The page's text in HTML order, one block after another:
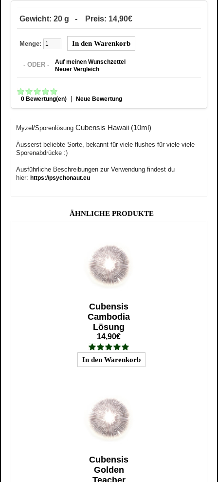
Gewicht: 20 g - Preis: 14,90€
Menge:
- ODER -
Auf meinen Wunschzettel
Neuer Vergleich
0 Bewertung(en) | Neue Bewertung
Myzel/Sporenlösung Cubensis Hawaii (10ml)
Äusserst beliebte Sorte, bekannt für viele flushes für viele viele
Sporenabdrücke :)
Ausführliche Beschreibungen zur Verwendung findest du
hier: https://psychonaut.eu
ÄHNLICHE PRODUKTE
Cubensis
Cambodia
Lösung
14,90€
Cubensis
Golden
Teacher